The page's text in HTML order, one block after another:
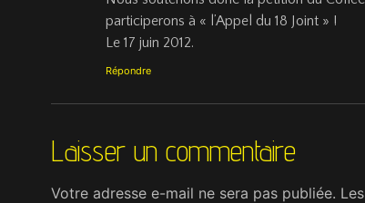
participerons à « l’Appel du 18 Joint » !
Le 17 juin 2012.
Répondre
Laisser un commentaire
Votre adresse e-mail ne sera pas publiée.